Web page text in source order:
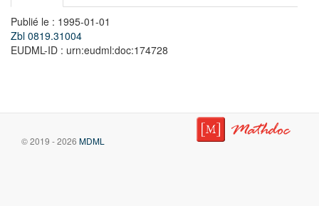
Publié le : 1995-01-01
Zbl 0819.31004
EUDML-ID : urn:eudml:doc:174728
© 2019 - 2026 MDML